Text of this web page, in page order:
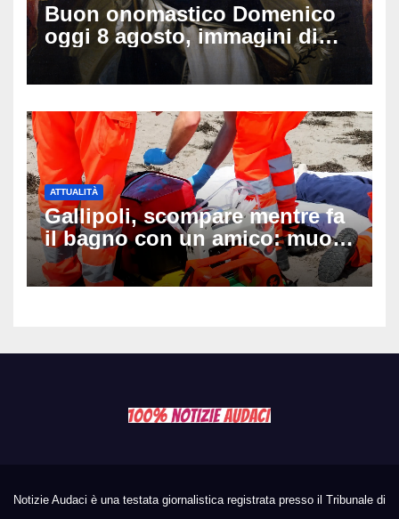
Buon onomastico Domenico
oggi 8 agosto, immagini di
auguri da condividere
ATTUALITÀ
Gallipoli, scompare mentre fa
il bagno con un amico: muore
a 19 anni dopo 45 minuti di
disperati tentativi di
Notizie Audaci è una testata giornalistica registrata presso il Tribunale di